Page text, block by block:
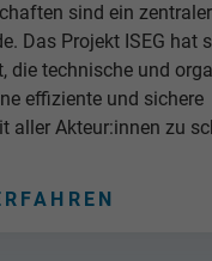
sind ein
Das Projekt ISEG hat
die technische und
effiziente und sichere
aller Akteur:innen zu